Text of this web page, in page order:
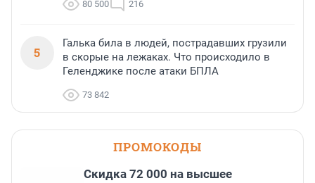
80 500 216
5
Галька била в людей, пострадавших грузили
в скорые на лежаках. Что происходило в
Геленджике после атаки БПЛА
73 842
ПРОМОКОДЫ
Скидка 72 000 на высшее